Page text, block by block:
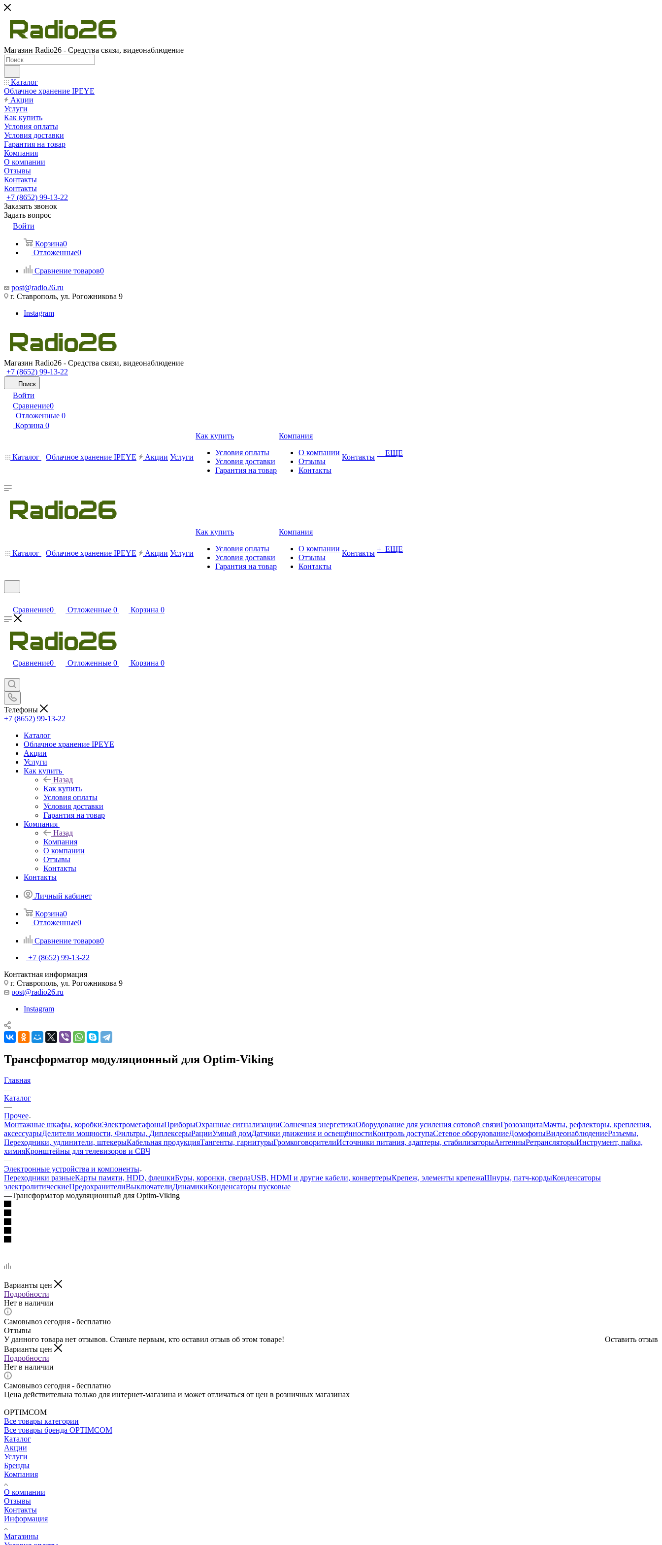
Магазин Radio26 - Средства связи, видеонаблюдение
Каталог
Облачное хранение IPEYE
Акции
Услуги
Как купить
Условия оплаты
Условия доставки
Гарантия на товар
Компания
О компании
Отзывы
Контакты
Контакты
+7 (8652) 99-13-22
Заказать звонок
Задать вопрос
Войти
Корзина0
Отложенные0
Сравнение товаров0
post@radio26.ru
г. Ставрополь, ул. Рогожникова 9
Instagram
Магазин Radio26 - Средства связи, видеонаблюдение
+7 (8652) 99-13-22
Поиск
Войти
Сравнение0
Отложенные 0
Корзина 0
Каталог Облачное хранение IPEYE Акции Услуги
Как купить
Условия оплаты
Условия доставки
Гарантия на товар
Компания
О компании
Отзывы
Контакты
Контакты + ЕЩЕ
Каталог Облачное хранение IPEYE Акции Услуги
Как купить
Условия оплаты
Условия доставки
Гарантия на товар
Компания
О компании
Отзывы
Контакты
Контакты + ЕЩЕ
Сравнение0 Отложенные 0 Корзина 0
Сравнение0 Отложенные 0 Корзина 0
Телефоны
+7 (8652) 99-13-22
Каталог
Облачное хранение IPEYE
Акции
Услуги
Как купить
Назад
Как купить
Условия оплаты
Условия доставки
Гарантия на товар
Компания
Назад
Компания
О компании
Отзывы
Контакты
Контакты
Личный кабинет
Корзина0
Отложенные0
Сравнение товаров0
+7 (8652) 99-13-22
Контактная информация
г. Ставрополь, ул. Рогожникова 9
post@radio26.ru
Instagram
Трансформатор модуляционный для Optim-Viking
Главная
—
Каталог
—
Прочее
Монтажные шкафы, коробкиЭлектромегафоныПриборыОхранные сигнализацииСолнечная энергетикаОборудование для усиления сотовой связиГрозозащитаМачты, рефлекторы, крепления,
аксессуарыДелители мощности, Фильтры, ДиплексерыРацииУмный домДатчики движения и освещённостиКонтроль доступаСетевое оборудованиеДомофоныВидеонаблюдениеРазъемы,
Переходники, удлинители, штекерыКабельная продукцияТангенты, гарнитурыГромкоговорителиИсточники питания, адаптеры, стабилизаторыАнтенныРетрансляторыИнструмент, пайка,
химияКронштейны для телевизоров и СВЧ
—
Электронные устройства и компоненты
Переходники разныеКарты памяти, HDD, флешкиБуры, коронки, сверлаUSB, HDMI и другие кабели, конвертерыКрепеж, элементы крепежаШнуры, патч-кордыКонденсаторы
электролитическиеПредохранителиВыключателиДинамикиКонденсаторы пусковые
—Трансформатор модуляционный для Optim-Viking
Варианты цен
Подробности
Нет в наличии
Самовывоз сегодня - бесплатно
Отзывы
Оставить отзыв
У данного товара нет отзывов. Станьте первым, кто оставил отзыв об этом товаре!
Варианты цен
Подробности
Нет в наличии
Самовывоз сегодня - бесплатно
Цена действительна только для интернет-магазина и может отличаться от цен в розничных магазинах
OPTIMCOM
Все товары категории
Все товары бренда OPTIMCOM
Каталог
Акции
Услуги
Бренды
Компания
О компании
Отзывы
Контакты
Информация
Магазины